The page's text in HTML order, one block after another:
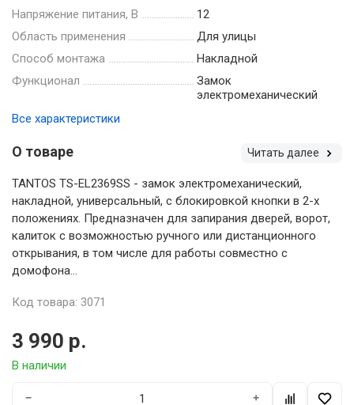
Напряжение питания, В
12
Область применения
Для улицы
Способ монтажа
Накладной
Функционал
Замок
электромеханический
Все характеристики
О товаре Читать далее
TANTOS TS-EL2369SS - замок электромеханический,
накладной, универсальный, с блокировкой кнопки в 2-х
положениях. Предназначен для запирания дверей, ворот,
калиток с возможностью ручного или дистанционного
открывания, в том числе для работы совместно с
домофона...
Код товара: 3071
3 990 р.
В наличии
− +